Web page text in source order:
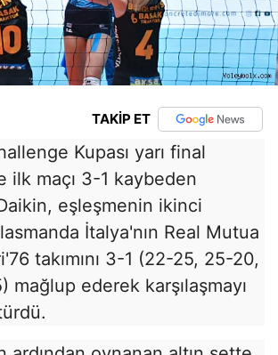
TAKİP ET
Kupası yarı final
ilk maçı 3-1 kaybeden
eşleşmenin ikinci
İtalya'nın Real Mutua
takımını 3-1 (22-25, 25-20,
mağlup ederek karşılaşmayı